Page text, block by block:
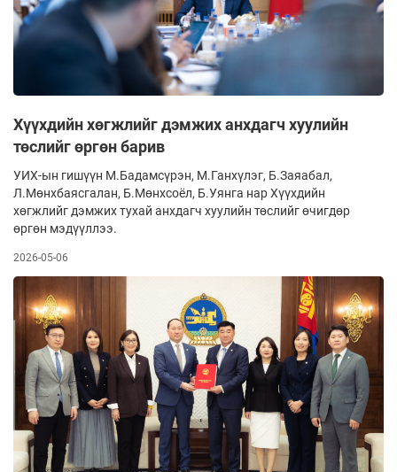
Хүүхдийн хөгжлийг дэмжих анхдагч хуулийн
төслийг өргөн барив
УИХ-ын гишүүн М.Бадамсүрэн, М.Ганхүлэг, Б.Заяабал,
Л.Мөнхбаясгалан, Б.Мөнхсоёл, Б.Уянга нар Хүүхдийн
хөгжлийг дэмжих тухай анхдагч хуулийн төслийг өчигдөр
өргөн мэдүүллээ.
2026-05-06